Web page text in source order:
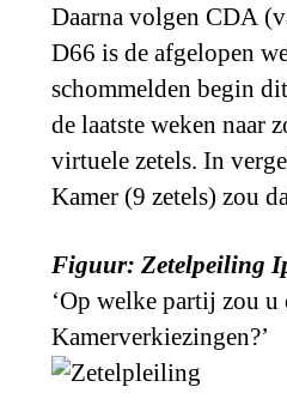
Daarna volgen CDA
D66 is de afgelopen
schommelden begin
de laatste weken naar
virtuele zetels. In
Kamer (9 zetels) zou
Figuur: Zetelpeiling
‘Op welke partij zou
Kamerverkiezingen?’